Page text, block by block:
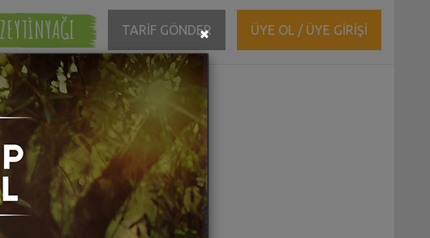
ZEYTİNYAĞI TARİF GÖNDER ÜYE OL / ÜYE GİRİŞİ
×Close